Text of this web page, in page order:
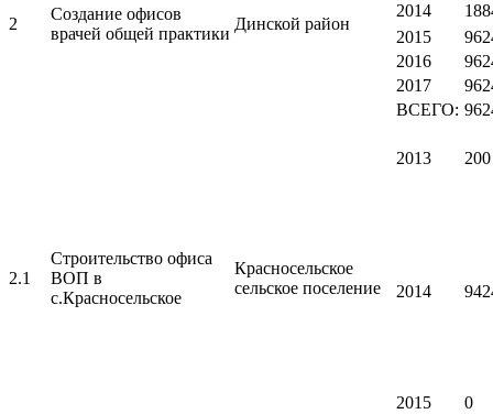
2
Создание офисов
врачей общей практики
Динской район
2014
2015
2016
2017
2.1
Строительство офиса
ВОП в
с.Красносельское
Красносельское
сельское поселение
ВСЕГО:
2013 200
2014
2015
0